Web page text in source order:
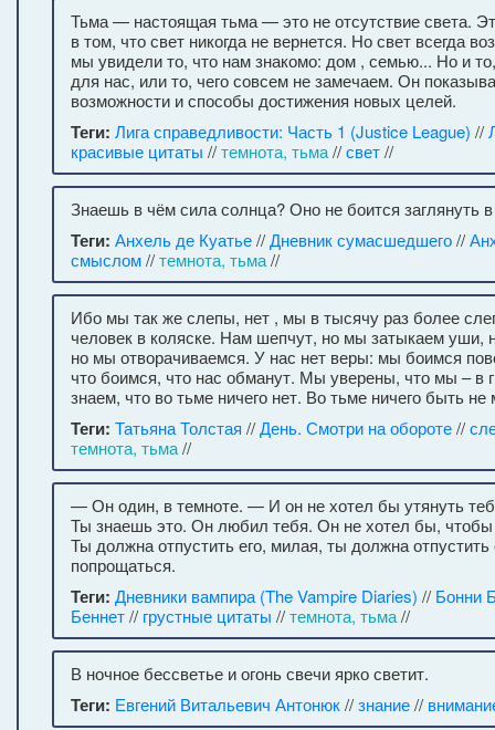
Тьма — настоящая тьма — это не отсутствие света.
в том, что свет никогда не вернется. Но свет всегда
мы увидели то, что нам знакомо: дом , семью... Но и
для нас, или то, чего совсем не замечаем. Он
возможности и способы достижения новых целей.
Теги: Лига справедливости: Часть 1 (Justice League) //
красивые цитаты //темнота, тьма//свет//
Знаешь в чём сила солнца? Оно не боится заглянуть
Теги: Анхель де Куатье//Дневник сумасшедшего//
смыслом//темнота, тьма//
Ибо мы так же слепы, нет , мы в тысячу раз более
человек в коляске. Нам шепчут, но мы затыкаем уши,
но мы отворачиваемся. У нас нет веры: мы боимся
что боимся, что нас обманут. Мы уверены, что мы – в
знаем, что во тьме ничего нет. Во тьме ничего быть не
Теги: Татьяна Толстая //День. Смотри на обороте//
темнота, тьма//
— Он один, в темноте. — И он не хотел бы утянуть
Ты знаешь это. Он любил тебя. Он не хотел бы,
Ты должна отпустить его, милая, ты должна
попрощаться.
Теги: Дневники вампира (The Vampire Diaries) // Бонни
Беннет// грустные цитаты //темнота, тьма//
В ночное бессветье и огонь свечи ярко светит.
Теги: Евгений Витальевич Антонюк//знание//